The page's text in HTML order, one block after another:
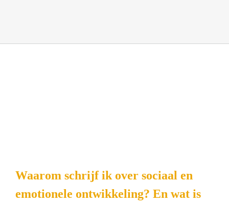
Waarom schrijf ik over sociaal en
emotionele ontwikkeling? En wat is